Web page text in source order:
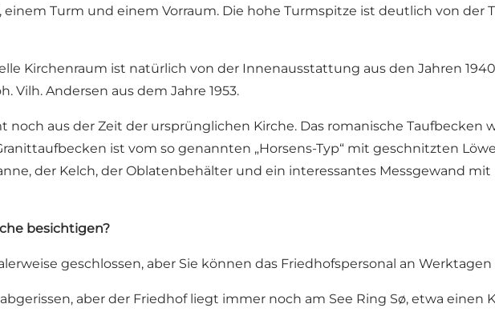
einem Turm und einem Vorraum. Die hohe Turmspitze ist deutlich von
Kirchenraum ist natürlich von der Innenausstattung aus den Jahren
Vilh. Andersen aus dem Jahre 1953.
noch aus der Zeit der ursprünglichen Kirche. Das romanische
ist vom so genannten „Horsens-Typ“ mit geschnitzten
der Kelch, der Oblatenbehälter und ein interessantes Messgewand
besichtigen?
geschlossen, aber Sie können das Friedhofspersonal an
aber der Friedhof liegt immer noch am See Ring Sø, etwa